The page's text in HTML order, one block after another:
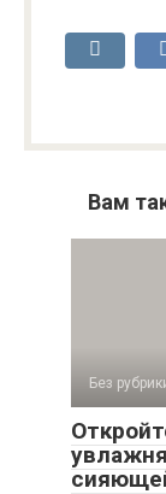
Вам
Без